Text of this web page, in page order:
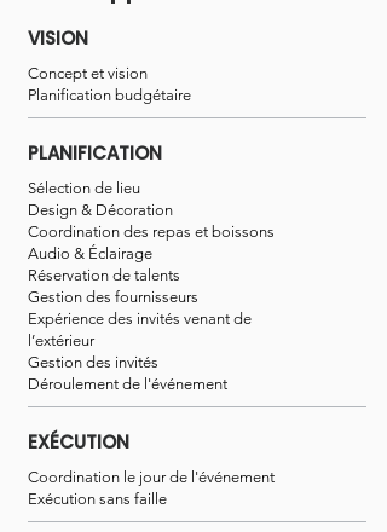
VISION
Concept et vision
Planification budgétaire
PLANIFICATION
Sélection de lieu
Design & Décoration
Coordination des repas et boissons
Audio & Éclairage
Réservation de talents
Gestion des fournisseurs
Expérience des invités venant de
l’extérieur
Gestion des invités
Déroulement de l'événement
EXÉCUTION
Coordination le jour de l'événement
Exécution sans faille